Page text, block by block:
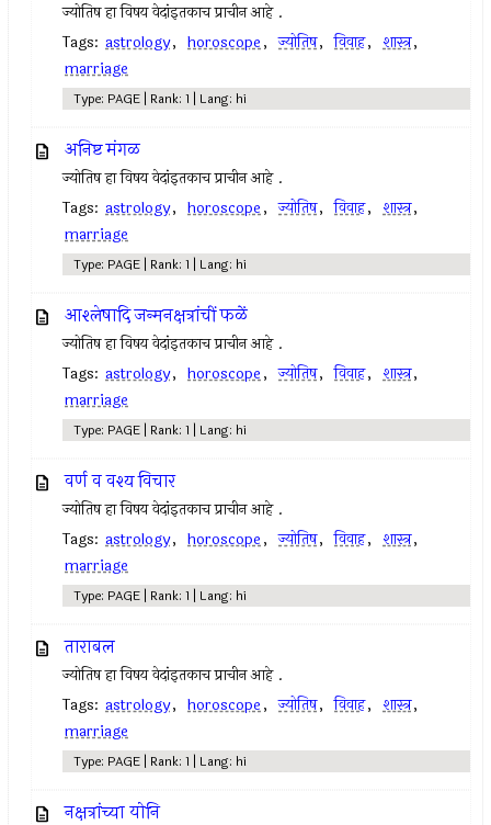
ज्योतिष हा विषय वेदांइतकाच प्राचीन आहे .
Tags: astrology, horoscope, ज्योतिष, विवाह, शास्त्र,
marriage
Type: PAGE | Rank: 1 | Lang: hi
अनिष्ट मंगळ
ज्योतिष हा विषय वेदांइतकाच प्राचीन आहे .
Tags: astrology, horoscope, ज्योतिष, विवाह, शास्त्र,
marriage
Type: PAGE | Rank: 1 | Lang: hi
आश्लेषादि जन्मनक्षत्रांचीं फळें
ज्योतिष हा विषय वेदांइतकाच प्राचीन आहे .
Tags: astrology, horoscope, ज्योतिष, विवाह, शास्त्र,
marriage
Type: PAGE | Rank: 1 | Lang: hi
वर्ण व वश्य विचार
ज्योतिष हा विषय वेदांइतकाच प्राचीन आहे .
Tags: astrology, horoscope, ज्योतिष, विवाह, शास्त्र,
marriage
Type: PAGE | Rank: 1 | Lang: hi
ताराबल
ज्योतिष हा विषय वेदांइतकाच प्राचीन आहे .
Tags: astrology, horoscope, ज्योतिष, विवाह, शास्त्र,
marriage
Type: PAGE | Rank: 1 | Lang: hi
नक्षत्रांच्या योनि